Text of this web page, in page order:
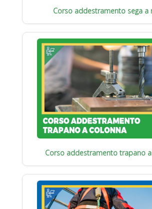
Corso addestramento sega a
Corso addestramento trapano